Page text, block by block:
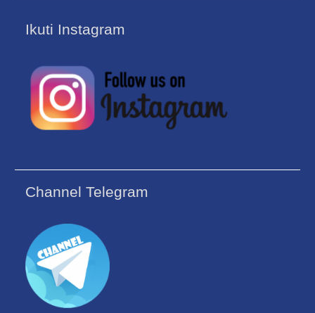
Ikuti Instagram
Channel Telegram